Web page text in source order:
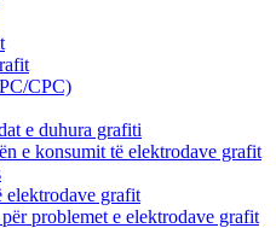
CPC)
e duhura grafiti
e konsumit të elektrodave grafit
elektrodave grafit
problemet e elektrodave grafit